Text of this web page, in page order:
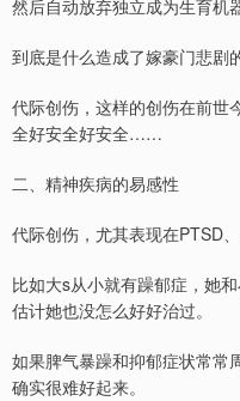
然后自动放弃独立成为生育机
到底是什么造成了嫁豪门悲剧
代际创伤，这样的创伤在前世
全好安全好安全……
二、精神疾病的易感性
代际创伤，尤其表现在PTSD
比如大s从小就有躁郁症，她
估计她也没怎么好好治过。
如果脾气暴躁和抑郁症状常常
确实很难好起来。